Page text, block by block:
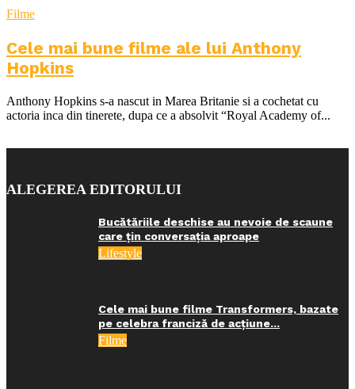
Filme
Cele mai bune filme ale lui Anthony
Hopkins
Anthony Hopkins s-a nascut in Marea Britanie si a cochetat cu
actoria inca din tinerete, dupa ce a absolvit “Royal Academy of...
ALEGEREA EDITORULUI
Bucătăriile deschise au nevoie de scaune
care țin conversația aproape
Lifestyle
Cele mai bune filme Transformers, bazate
pe celebra franciză de acțiune...
Filme